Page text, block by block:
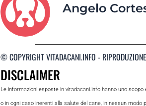
Angelo
© COPYRIGHT VITADACANI.INFO -
DISCLAIMER
Le informazioni esposte in vitadacani.info hanno uno
o in ogni caso inerenti alla salute del cane, in nessun